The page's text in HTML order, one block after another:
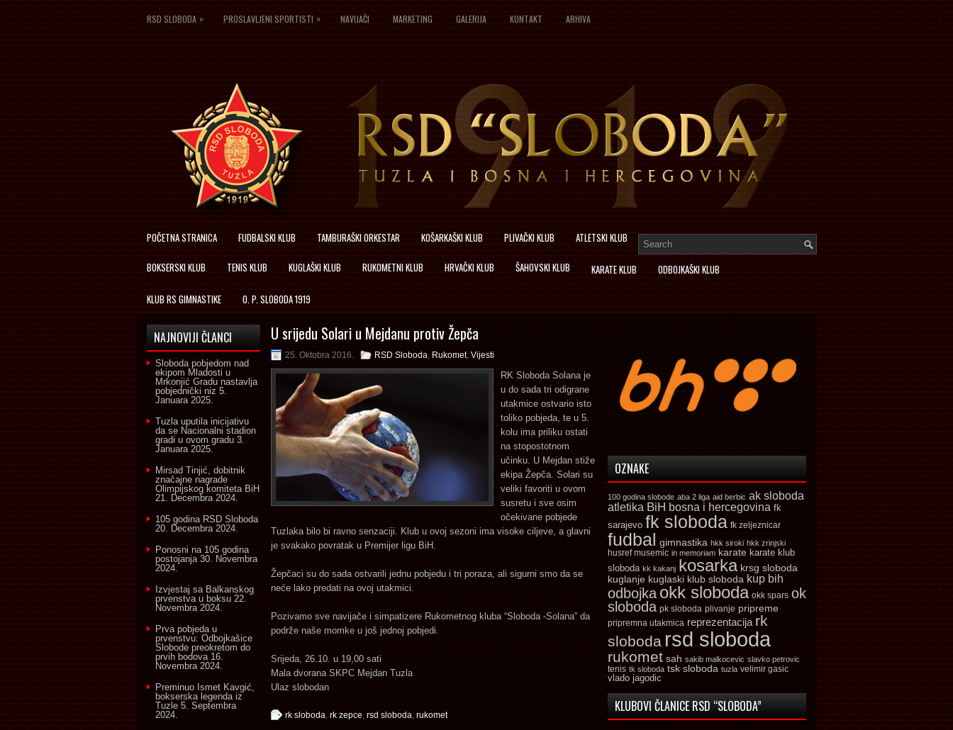
RSD SLOBODA » PROSLAVLJENI SPORTISTI » NAVIJAČI MARKETING GALERIJA KONTAKT ARHIVA
POČETNA STRANICA FUDBALSKI KLUB TAMBURAŠKI ORKESTAR KOŠARKAŠKI KLUB PLIVAČKI KLUB ATLETSKI KLUB
BOKSERSKI KLUB TENIS KLUB KUGLAŠKI KLUB RUKOMETNI KLUB HRVAČKI KLUB ŠAHOVSKI KLUB KARATE KLUB ODBOJKAŠKI KLUB
KLUB RS GIMNASTIKE O. P. SLOBODA 1919
U srijedu Solari u Mejdanu protiv Žepča
25. Oktobra 2016. RSD Sloboda, Rukomet, Vijesti
RK Sloboda Solana je
u do sada tri odigrane
utakmice ostvario isto
toliko pobjeda, te u 5.
kolu ima priliku ostati
na stopostotnom
učinku. U Mejdan stiže
ekipa Žepča. Solari su
veliki favoriti u ovom
susretu i sve osim
očekivane pobjede
Tuzlaka bilo bi ravno senzaciji. Klub u ovoj sezoni ima visoke ciljeve, a glavni
je svakako povratak u Premijer ligu BiH.
Žepčaci su do sada ostvarili jednu pobjedu i tri poraza, ali sigurni smo da se
neće lako predati na ovoj utakmici.
Pozivamo sve navijače i simpatizere Rukometnog kluba “Sloboda -Solana” da
podrže naše momke u još jednoj pobjedi.
Srijeda, 26.10. u 19,00 sati
Mala dvorana SKPC Mejdan Tuzla
Ulaz slobodan
rk sloboda, rk zepce, rsd sloboda, rukomet
NAJNOVIJI ČLANCI
Sloboda pobjedom nad
ekipom Mladosti u
Mrkonjić Gradu nastavlja
pobjednički niz 5.
Januara 2025.
Tuzla uputila inicijativu
da se Nacionalni stadion
gradi u ovom gradu 3.
Januara 2025.
Mirsad Tinjić, dobitnik
značajne nagrade
Olimpijskog komiteta BiH
21. Decembra 2024.
105 godina RSD Sloboda
20. Decembra 2024.
Ponosni na 105 godina
postojanja 30. Novembra
2024.
Izvjestaj sa Balkanskog
prvenstva u boksu 22.
Novembra 2024.
Prva pobjeda u
prvenstvu: Odbojkašice
Slobode preokretom do
prvih bodova 16.
Novembra 2024.
Preminuo Ismet Kavgić,
bokserska legenda iz
Tuzle 5. Septembra
2024.
OZNAKE
100 godina slobode aba 2 liga aid berbic ak sloboda
atletika BiH bosna i hercegovina fk
sarajevo fk sloboda fk zeljeznicar
fudbal gimnastika hkk siroki hkk zrinjski
husref musemic in memoriam karate karate klub
sloboda kk kakanj kosarka krsg sloboda
kuglanje kuglaski klub sloboda kup bih
odbojka okk sloboda okk spars ok
sloboda pk sloboda plivanje pripreme
pripremna utakmica reprezentacija rk
sloboda rsd sloboda
rukomet sah sakib malkocevic slavko petrovic
tenis tk sloboda tsk sloboda tuzla velimir gasic
vlado jagodic
KLUBOVI ČLANICE RSD “SLOBODA”